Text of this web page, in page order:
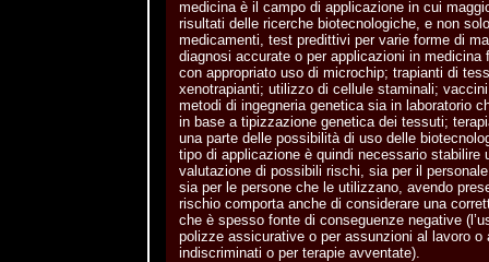
medicina è il campo di applicazione in cui
risultati delle ricerche biotecnologiche, e non
medicamenti, test predittivi per varie forme di
diagnosi accurate o per applicazioni in medicina
con appropriato uso di microchip; trapianti di
xenotrapianti; utilizzo di cellule staminali;
metodi di ingegneria genetica sia in laboratorio
in base a tipizzazione genetica dei tessuti;
una parte delle possibilità di uso delle
tipo di applicazione è quindi necessario stabilire
valutazione di possibili rischi, sia per il
sia per le persone che le utilizzano, avendo
rischio comporta anche di considerare una
che è spesso fonte di conseguenze negative
polizze assicurative o per assunzioni al lavoro o
indiscriminati o per terapie avventate).